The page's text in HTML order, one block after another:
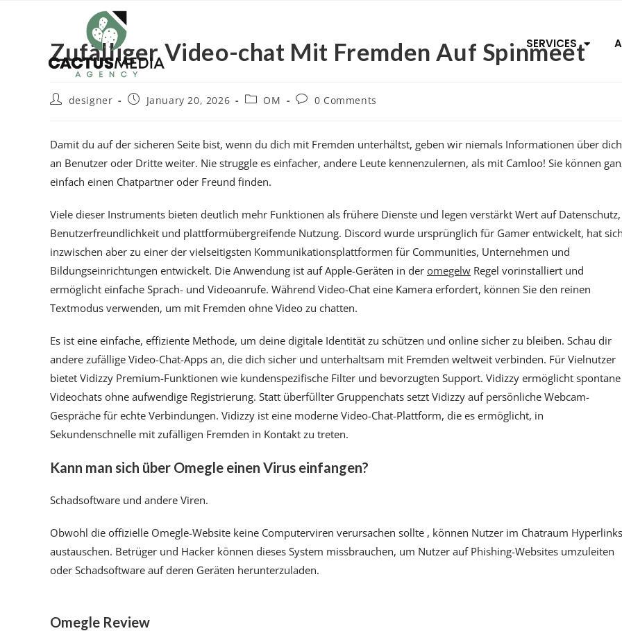
SERVICES
Zufälliger Video-chat Mit Fremden Auf Spinmeet
designer January 20, 2026 OM 0 Comments
Damit du auf der sicheren Seite bist, wenn du dich mit Fremden unterhältst, geben wir niemals Informationen über dich
an Benutzer oder Dritte weiter. Nie struggle es einfacher, andere Leute kennenzulernen, als mit Camloo! Sie können
einfach einen Chatpartner oder Freund finden.
Viele dieser Instruments bieten deutlich mehr Funktionen als frühere Dienste und legen verstärkt Wert auf Datenschutz,
Benutzerfreundlichkeit und plattformübergreifende Nutzung. Discord wurde ursprünglich für Gamer entwickelt, hat sich
inzwischen aber zu einer der vielseitigsten Kommunikationsplattformen für Communities, Unternehmen und
Bildungseinrichtungen entwickelt. Die Anwendung ist auf Apple-Geräten in der omegelw Regel vorinstalliert und
ermöglicht einfache Sprach- und Videoanrufe. Während Video-Chat eine Kamera erfordert, können Sie den reinen
Textmodus verwenden, um mit Fremden ohne Video zu chatten.
Es ist eine einfache, effiziente Methode, um deine digitale Identität zu schützen und online sicher zu bleiben. Schau dir
andere zufällige Video-Chat-Apps an, die dich sicher und unterhaltsam mit Fremden weltweit verbinden. Für Vielnutzer
bietet Vidizzy Premium-Funktionen wie kundenspezifische Filter und bevorzugten Support. Vidizzy ermöglicht spontane
Videochats ohne aufwendige Registrierung. Statt überfüllter Gruppenchats setzt Vidizzy auf persönliche Webcam-
Gespräche für echte Verbindungen. Vidizzy ist eine moderne Video-Chat-Plattform, die es ermöglicht, in
Sekundenschnelle mit zufälligen Fremden in Kontakt zu treten.
Kann man sich über Omegle einen Virus einfangen?
Schadsoftware und andere Viren.
Obwohl die offizielle Omegle-Website keine Computerviren verursachen sollte , können Nutzer im Chatraum Hyperlinks
austauschen. Betrüger und Hacker können dieses System missbrauchen, um Nutzer auf Phishing-Websites umzuleiten
oder Schadsoftware auf deren Geräten herunterzuladen.
Omegle Review